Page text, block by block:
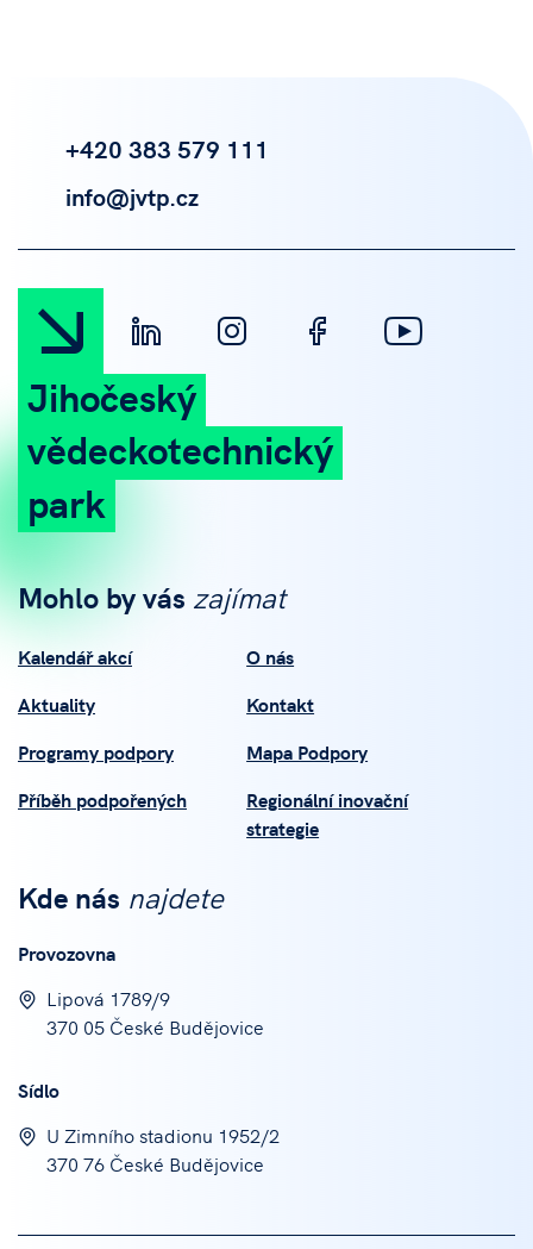
+420 383 579 111
info@jvtp.cz
Jihočeský
vědeckotechnický
park
Mohlo by vás zajímat
Kalendář akcí
Aktuality
Programy podpory
Příběh podpořených
O nás
Kontakt
Mapa Podpory
Regionální inovační
strategie
Kde nás najdete
Provozovna
Lipová 1789/9
370 05 České Budějovice
Sídlo
U Zimního stadionu 1952/2
370 76 České Budějovice